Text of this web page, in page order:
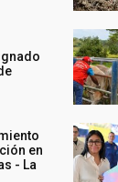
en
- La